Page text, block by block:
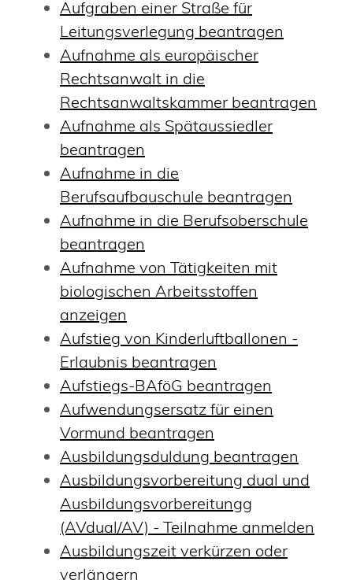
Aufgraben einer Straße für
Leitungsverlegung beantragen
Aufnahme als europäischer
Rechtsanwalt in die
Rechtsanwaltskammer beantragen
Aufnahme als Spätaussiedler
beantragen
Aufnahme in die
Berufsaufbauschule beantragen
Aufnahme in die Berufsoberschule
beantragen
Aufnahme von Tätigkeiten mit
biologischen Arbeitsstoffen
anzeigen
Aufstieg von Kinderluftballonen -
Erlaubnis beantragen
Aufstiegs-BAföG beantragen
Aufwendungsersatz für einen
Vormund beantragen
Ausbildungsduldung beantragen
Ausbildungsvorbereitung dual und
Ausbildungsvorbereitungg
(AVdual/AV) - Teilnahme anmelden
Ausbildungszeit verkürzen oder
verlängern